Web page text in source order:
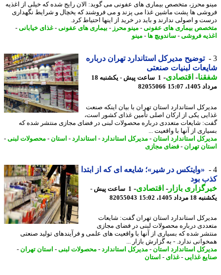
محرز، متخصص بیماری های عفونی می گوید: الان رایج شده که خیلی از اغذیه
ها پشت ماشین غذا می پزند و می فروشند که یخچال و شرایط نگهداری
و اصولی ندارند و باید در خرید از اینها احتیاط کرد.
بیماری های عفونی-مینو محرز-بیماری های عفونی-غذای خیابانی-
فروشی-ساندویچ ها- مینو
توضیح مدیرکل استاندارد تهران درباره
لبنیات صنعتی
-اقتصادی-
1 ساعت پیش - یکشنبه 18
15:07
82055066
استاندارد استان تهران با بیان اینکه صنعت
یکی از ارکان اصلی تأمین غذای کشور است،
شایعات متعددی درباره محصولات لبنی در فضای مجازی منتشر شده که
از آنها با واقعیت ...
استاندارد استان-مدیرکل استاندارد- استاندارد- استان-محصولات لبنی -
تهران- فضای مجازی
«وایتکس در شیر»؛ شایعه ای که از ابتدا
بود
بازار- اقتصادی- 1 ساعت پیش -
1405، 15:02
82055043
استاندارد استان تهران گفت: شایعات
درباره محصولات لبنی در فضای مجازی
شده که بسیاری از آنها با واقعیت های علمی و فرآیندهای تولید صنعتی
ندارد. - به گزارش بازار ...
استاندارد استان-مدیرکل استاندارد- محصولات لبنی -استان تهران-
غذایی- غذای- استان